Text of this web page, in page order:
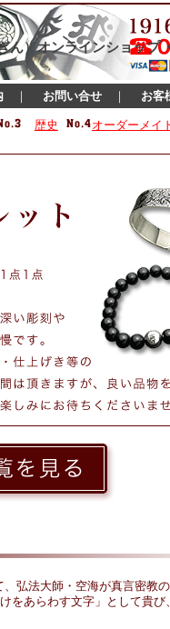
ん）オンラインショッ
｜ お問い合せ ｜ お客
歴史 オーダーメイ
弘法大師・空海が真言密教
をあらわす文字」として貴び